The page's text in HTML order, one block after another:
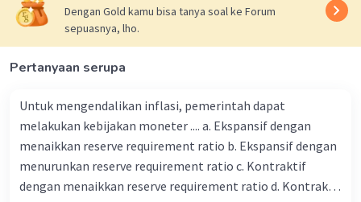
Dengan Gold kamu bisa tanya soal ke Forum
sepuasnya, lho.
Pertanyaan serupa
Untuk mengendalikan inflasi, pemerintah dapat
melakukan kebijakan moneter .... a. Ekspansif dengan
menaikkan reserve requirement ratio b. Ekspansif dengan
menurunkan reserve requirement ratio c. Kontraktif
dengan menaikkan reserve requirement ratio d. Kontraktif